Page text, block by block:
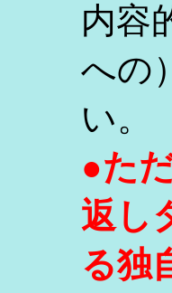
内容
への
い。
●た
返し
る独